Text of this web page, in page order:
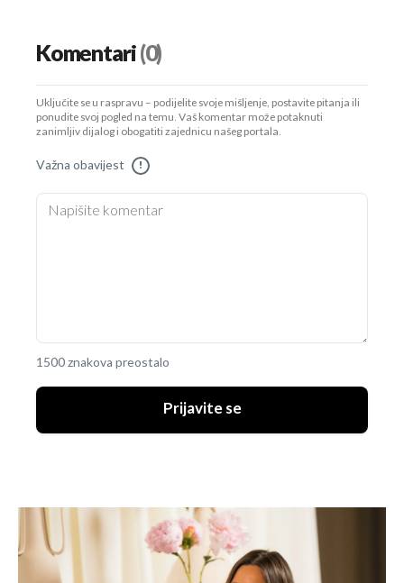
Komentari(0)
Uključite se u raspravu – podijelite svoje mišljenje, postavite pitanja ili
ponudite svoj pogled na temu. Vaš komentar može potaknuti
zanimljiv dijalog i obogatiti zajednicu našeg portala.
Važna obavijest !
1500 znakova preostalo
Prijavite se